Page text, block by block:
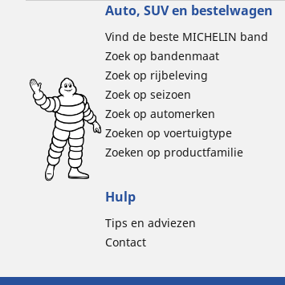
Auto, SUV en bestelwagen
Vind de beste MICHELIN band
Zoek op bandenmaat
Zoek op rijbeleving
Zoek op seizoen
Zoek op automerken
Zoeken op voertuigtype
Zoeken op productfamilie
Hulp
Tips en adviezen
Contact